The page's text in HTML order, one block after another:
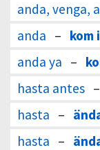
anda, venga,
anda – kom
anda ya –
hasta antes –
hasta –
hasta –